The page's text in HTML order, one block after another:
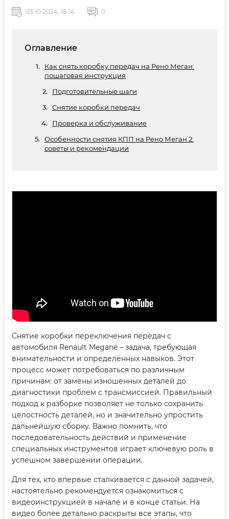
03 10 2024, 18:14 0
Оглавление
Как снять коробку передач на Рено Меган:
пошаговая инструкция
Подготовительные шаги
Снятие коробки передач
Проверка и обслуживание
Особенности снятия КПП на Рено Меган 2:
советы и рекомендации
Снятие коробки переключения передач с
автомобиля Renault Megane – задача, требующая
внимательности и определённых навыков. Этот
процесс может потребоваться по различным
причинам: от замены изношенных деталей до
диагностики проблем с трансмиссией. Правильный
подход к разборке позволяет не только сохранить
целостность деталей, но и значительно упростить
дальнейшую сборку. Важно помнить, что
последовательность действий и применение
специальных инструментов играет ключевую роль в
успешном завершении операции.
Для тех, кто впервые сталкивается с данной задачей,
настоятельно рекомендуется ознакомиться с
видеоинструкцией в начале и в конце статьи. На
видео более детально раскрыты все этапы, что